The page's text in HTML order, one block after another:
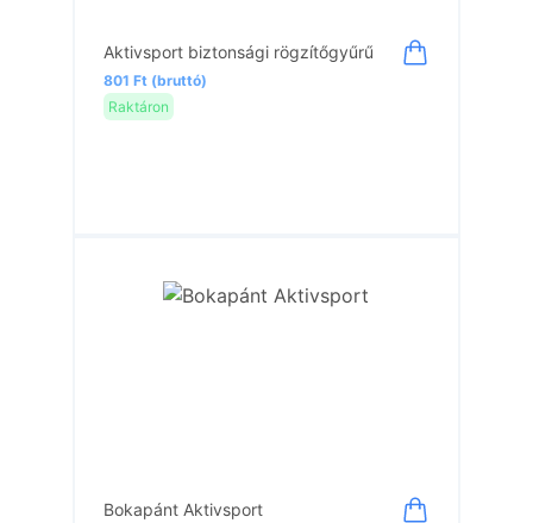
Aktivsport biztonsági rögzítőgyűrű
801 Ft (bruttó)
Raktáron
Bokapánt Aktivsport